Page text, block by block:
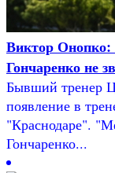
Виктор
Гончаренко не
Бывший тренер
появление в
"Краснодаре".
Гончаренко...